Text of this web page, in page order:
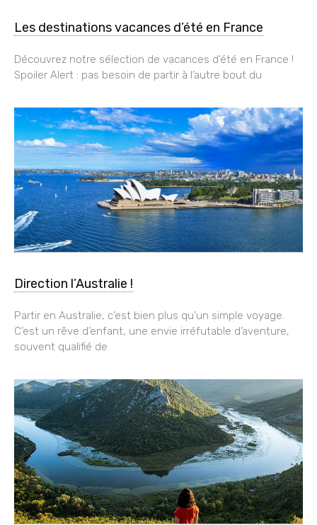
Les destinations vacances d’été en France
Découvrez notre sélection de vacances d’été en France !
Spoiler Alert : pas besoin de partir à l’autre bout du
Direction l’Australie !
Partir en Australie, c’est bien plus qu’un simple voyage.
C’est un rêve d’enfant, une envie irréfutable d’aventure,
souvent qualifié de